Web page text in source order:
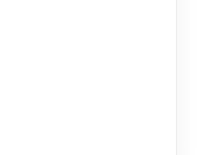
personalizado